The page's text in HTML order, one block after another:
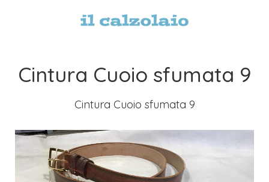
Cintura Cuoio sfumata 9
Cintura Cuoio sfumata 9